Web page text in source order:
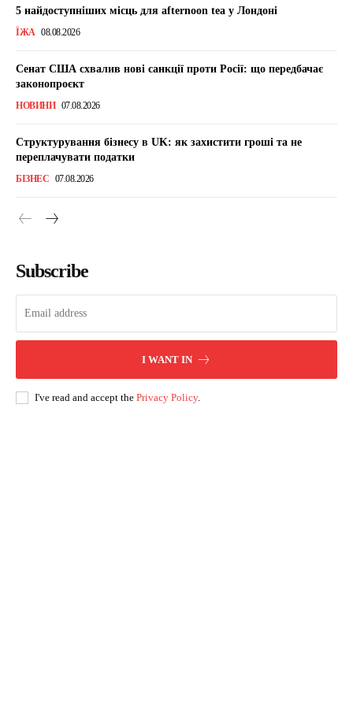
5 найдоступніших місць для afternoon tea у Лондоні
ЇЖА 08.08.2026
Сенат США схвалив нові санкції проти Росії: що передбачає
законопроєкт
НОВИНИ 07.08.2026
Структурування бізнесу в UK: як захистити гроші та не
переплачувати податки
БІЗНЕС 07.08.2026
Subscribe
I WANT IN
I've read and accept the Privacy Policy.